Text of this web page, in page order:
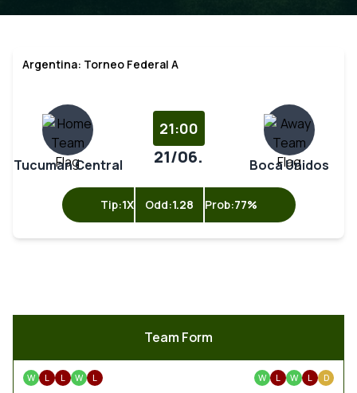
Argentina: Torneo Federal A
Tucuman Central
21:00
21/06. Boca Unidos
Tip:1X Odd:1.28 Prob:77%
Team Form
W L L W L W L W L D